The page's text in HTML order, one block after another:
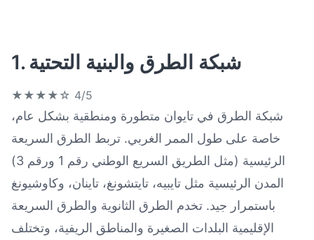
1. شبكة الطرق والبنية التحتية
★★★★☆ 4/5
شبكة الطرق في تايوان متطورة ومنطقية بشكل عام،
خاصة على طول الممر الغربي. تربط الطرق السريعة
الرئيسية (مثل الطريق السريع الوطني رقم 1 ورقم 3)
المدن الرئيسية مثل تايبيه، تايتشونغ، تاينان، وكاوشيونغ
باستمرار جيد. تخدم الطرق الثانوية والطرق السريعة
الإقليمية البلدات الصغيرة والمناطق الريفية، وتختلف